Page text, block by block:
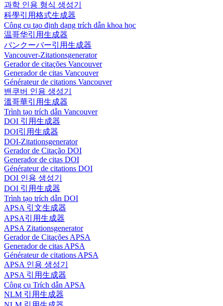
과학 인용 형식 생성기
科學引用格式生成器
Công cụ tạo định dạng trích dẫn khoa học
温哥华引用生成器
バンクーバー引用生成器
Vancouver-Zitationsgenerator
Gerador de citações Vancouver
Generador de citas Vancouver
Générateur de citations Vancouver
밴쿠버 인용 생성기
溫哥華引用生成器
Trình tạo trích dẫn Vancouver
DOI 引用生成器
DOI引用生成器
DOI-Zitationsgenerator
Gerador de Citação DOI
Generador de citas DOI
Générateur de citations DOI
DOI 인용 생성기
DOI 引用生成器
Trình tạo trích dẫn DOI
APSA 引文生成器
APSA引用生成器
APSA Zitationsgenerator
Gerador de Citações APSA
Generador de citas APSA
Générateur de citations APSA
APSA 인용 생성기
APSA 引用生成器
Công cụ Trích dẫn APSA
NLM 引用生成器